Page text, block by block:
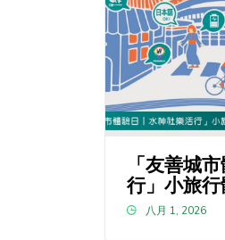
「友善城
行」小旅
八月 1, 2026